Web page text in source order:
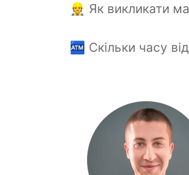
👷 Як викликати
🏧 Скільки часу